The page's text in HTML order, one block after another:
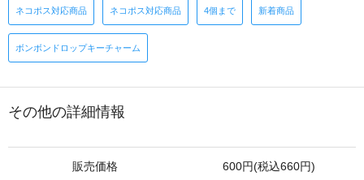
ネコポス対応商品 ネコポス対応商品 4個まで 新着商品
ボンボンドロップキーチャーム
その他の詳細情報
販売価格 600円(税込660円)